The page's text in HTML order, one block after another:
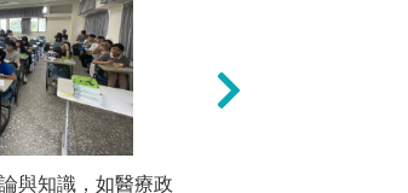
討論，如智
與知識，如醫療政